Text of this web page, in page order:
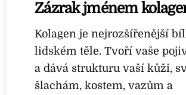
Zázrak jménem
Kolagen je nejrozšířenější
lidském těle. Tvoří vaše
a dává strukturu vaší kůži,
šlachám, kostem, vazům a